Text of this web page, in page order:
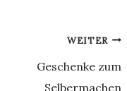
WEITER
Geschenke zum
Selbermachen